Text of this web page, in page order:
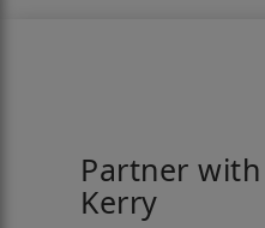
Partner
Kerry